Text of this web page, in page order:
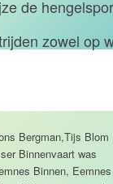
de
zowel op
Bergman,Tijs Blom
Binnenvaart was
Binnen,